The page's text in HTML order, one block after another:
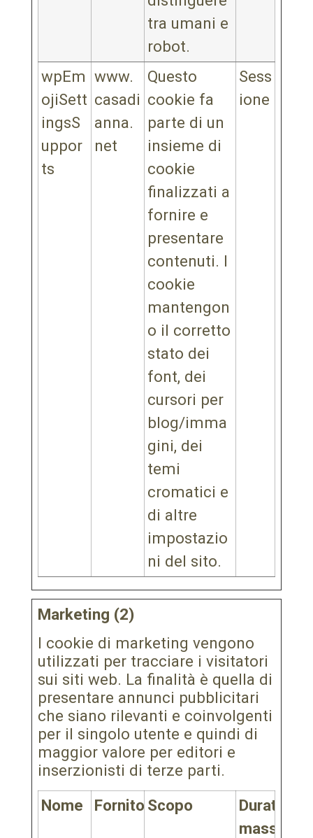
tra umani e
robot.
wpEm
ojiSett
ingsS
uppor
ts
www.
casadi
anna.
net
Questo
cookie fa
parte di un
insieme di
cookie
finalizzati a
fornire e
presentare
contenuti. I
cookie
mantengon
o il corretto
stato dei
font, dei
cursori per
blog/imma
gini, dei
temi
cromatici e
di altre
impostazio
ni del sito.
Sess
ione
Marketing (2)
I cookie di marketing vengono
utilizzati per tracciare i visitatori
sui siti web. La finalità è quella di
presentare annunci pubblicitari
che siano rilevanti e coinvolgenti
per il singolo utente e quindi di
maggior valore per editori e
inserzionisti di terze parti.
Nome
FornitoreScopo
Durata
massima